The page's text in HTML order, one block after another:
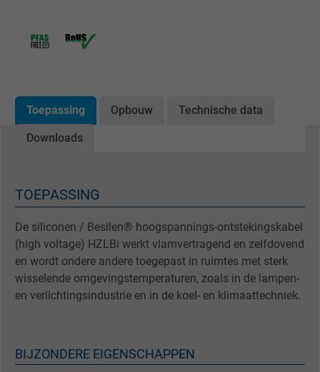
Toepassing Opbouw Technische data
Downloads
TOEPASSING
De siliconen / Besilen® hoogspannings-ontstekingskabel
(high voltage) HZLBi werkt vlamvertragend en zelfdovend
en wordt ondere andere toegepast in ruimtes met sterk
wisselende omgevingstemperaturen, zoals in de lampen-
en verlichtingsindustrie en in de koel- en klimaattechniek.
BIJZONDERE EIGENSCHAPPEN